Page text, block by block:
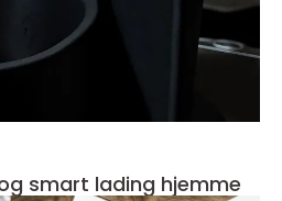
smart lading hjemme